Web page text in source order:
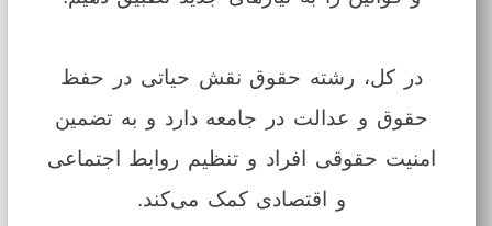
در کل، رشته حقوق نقش حیاتی در حفظ
حقوق و عدالت در جامعه دارد و به تضمین
امنیت حقوقی افراد و تنظیم روابط اجتماعی
و اقتصادی کمک می‌کند.